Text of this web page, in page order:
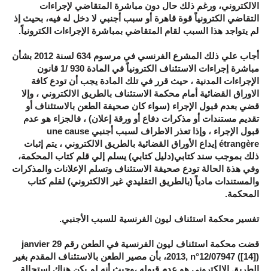
الالكتروني، ورغم ذلك حال دون مباشرة المتقاضي لإجراءات
التقاضي الكترونياً قوة قاهرة أو سبب أجنبي لا دخل له فيه، بحيث إذ
لم يتواجد هذا السبب لقام المتقاضي بمباشرة الإجراءات الكترونياً.
أجاب علي ذلك المشرع الفرنسي في مرسوم 634 لسنة 2012 بشأن
مباشرة إجراءات الاستئناف الكترونياً في المادة 930 /1 قانون
الإجراءات المدنية ، حيث قرر في تلك المادة يجب أن تودع كافة
الاوراق القضائية أمام محكمة الاستئناف بالطريق الالكتروني ، وإلا
قضي بعدم قبول الإجراء (سواء كان صحيفة الطعن بالاستئناف أو
تقديم مستندات أو مذكرات دفاع أو ورقة إعلان) ، فالجزاء هو عدم
قبول الإجراء ، وإذا تعذر الاطراف لسبب أجنبي une cause
étrangère إيداع الأوراق القضائية بالطريق الالكتروني ، يتم إثبات
ذلك بموجب سند كتابي(دليل كتابي) يسلم إلي قلم كتاب المحكمة،
وفي هذة الحالة تودع صحيفة الاستئناف وتسلم الإعلانات والمذكرات
والمستندات مادياً (بالطريق التقليدي غير الالكتروني) لقلم كتاب
المحكمة.
تفسير محكمة استئناف ليون الفرنسية للسبب الأجنبي.
قضت محكمة استئناف ليون الفرنسية في الطعن رقم 29 janvier
2013, n°12/07947 ([14])، بأن مصير الطعن بالاستئناف المقدم بغير
الطريق الالكتروني هو عدم قبوله ،وحيث أنه لم يكن هناك استحالة